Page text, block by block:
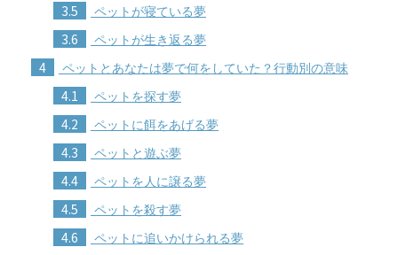
3.5 ペットが寝ている夢
3.6 ペットが生き返る夢
4 ペットとあなたは夢で何をしていた？行動別の意味
4.1 ペットを探す夢
4.2 ペットに餌をあげる夢
4.3 ペットと遊ぶ夢
4.4 ペットを人に譲る夢
4.5 ペットを殺す夢
4.6 ペットに追いかけられる夢